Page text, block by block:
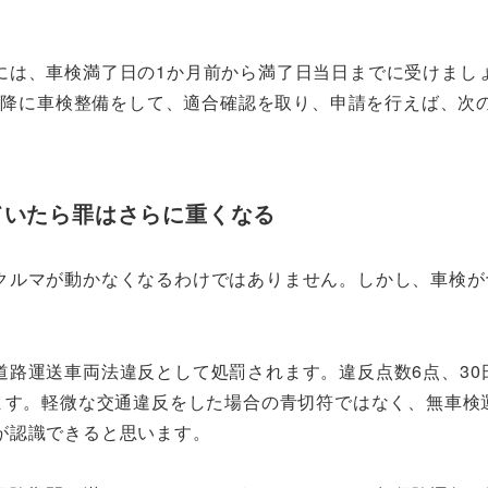
、車検満了日の1か月前から満了日当日までに受けまし
に車検整備をして、適合確認を取り、申請を行えば、次
たら罪はさらに重くなる
マが動かなくなるわけではありません。しかし、車検
運送車両法違反として処罰されます。違反点数6点、30
。軽微な交通違反をした場合の青切符ではなく、無車検
識できると思います。